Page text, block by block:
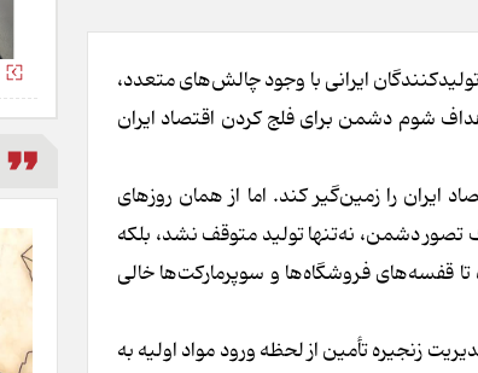
ایرانی با وجود چالش‌های متعدد،
شوم دشمن برای فلج کردن اقتصاد ایران
را زمین‌گیر کند. اما از همان روزهای
تصور دشمن، نه‌تنها تولید متوقف نشد، بلکه
قفسه‌های فروشگاه‌ها و سوپرمارکت‌ها خالی
زنجیره تأمین از لحظه ورود مواد اولیه به